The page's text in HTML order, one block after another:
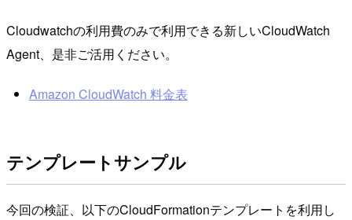
Cloudwatchの利用費のみで利用できる新しいCloudWatch
Agent、是非ご活用ください。
Amazon CloudWatch 料金表
テンプレートサンプル
今回の検証、以下のCloudFormationテンプレートを利用し